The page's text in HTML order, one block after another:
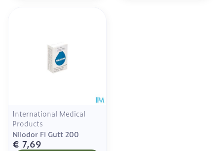
International Medical
Products
Nilodor Fl Gutt 200
€ 7,69